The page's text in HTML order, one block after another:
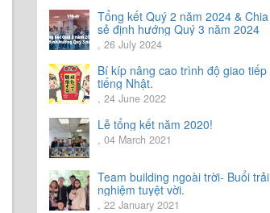
Tổng kết Quý 2 năm 2024 & Chia
sẻ định hướng Quý 3 năm 2024
, 26 July 2024
Bí kíp nâng cao trình độ giao tiếp
tiếng Nhật.
, 24 June 2022
Lễ tổng kết năm 2020!
, 04 March 2021
Team building ngoài trời- Buổi trải
nghiệm tuyệt vời.
, 22 January 2021